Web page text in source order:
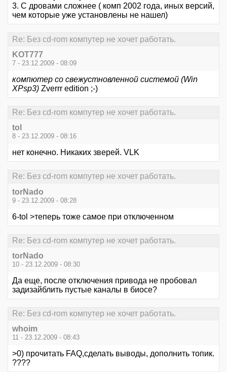
3. С дровами сложнее ( комп 2002 года, иных версий,
чем которые уже установлены не нашел)
Re: Без cd-rom компутер не хочет работать.
KOT777
7 - 23.12.2009 - 08:09
компютер со свежустновленной системой (Win
XPsp3) Zverrr edition ;-)
Re: Без cd-rom компутер не хочет работать.
tol
8 - 23.12.2009 - 08:16
нет конечно. Никаких зверей. VLK
Re: Без cd-rom компутер не хочет работать.
torNado
9 - 23.12.2009 - 08:28
6-tol >теперь тоже самое при отключенном
Re: Без cd-rom компутер не хочет работать.
torNado
10 - 23.12.2009 - 08:30
Да еще, после отключения привода не пробовал
задизайблить пустые каналы в биосе?
Re: Без cd-rom компутер не хочет работать.
whoim
11 - 23.12.2009 - 08:43
>0) прочитать FAQ,сделать выводы, дополнить топик.
????